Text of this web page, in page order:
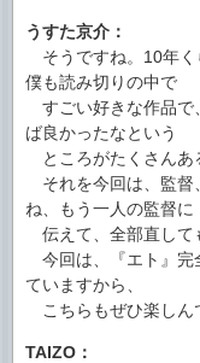
うすた京介：
そうですね。10年く
僕も読み切りの中で
すごい好きな作品で
ば良かったなという
ところがたくさんあ
それを今回は、監督
ね、もう一人の監督に
伝えて、全部直して
今回は、『エト』完
ていますから、
こちらもぜひ楽しん
TAIZO：